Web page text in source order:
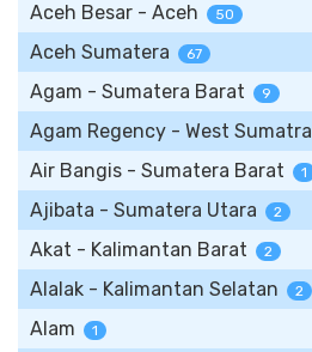
Aceh Besar - Aceh 50
Aceh Sumatera 67
Agam - Sumatera Barat 9
Agam Regency - West Sumatra
Air Bangis - Sumatera Barat 1
Ajibata - Sumatera Utara 2
Akat - Kalimantan Barat 2
Alalak - Kalimantan Selatan 2
Alam 1